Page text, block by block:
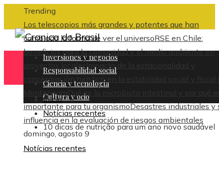
Trending
Los telescopios más grandes y potentes que han
cambiado la forma de ver el universoRSE en Chile:
beneficios para la comunidad y el medio ambiente en
proyectos locales Impacto de la estacionalidad y
concentración turística en la estabilidad social y fiscal
Montenegro
Qué es la microbiota intestinal y por qué
importante para tu organismoDesastres industriales y
influencia en la evaluación de riesgos ambientales
domingo, agosto 9
Inversiones y negocios
Responsabilidad social
Ciencia y tecnología
Cultura y ocio
Inicio
Notícias recentes
10 dicas de nutrição para um ano novo saudável
Notícias recentes